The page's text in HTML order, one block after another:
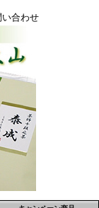
合わせ